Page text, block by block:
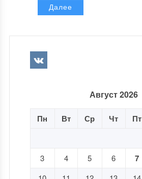
Далее
Август 2026
Пн Вт Ср Чт Пт
3
4 5 6 7